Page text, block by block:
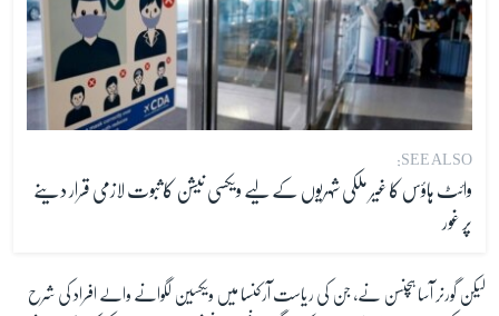
SEE ALSO:
وائٹ ہاؤس کا غیر ملکی شہریوں کے لیے ویکسی نیشن کا ثبوت لازمی قرار دینے
پر غور
لیکن گورنر آسا ہچنسن نے، جن کی ریاست آرکنسا میں ویکسین لگوانے والے افراد کی شرح